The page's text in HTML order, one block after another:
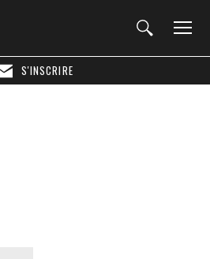
S'INSCRIRE